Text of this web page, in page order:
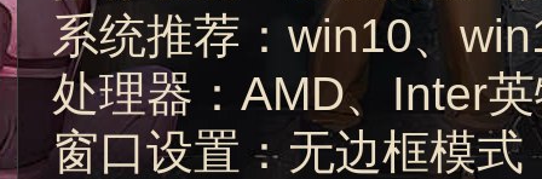
系统推荐：win10、
处理器：AMD、Inter
窗口设置：无边框模式